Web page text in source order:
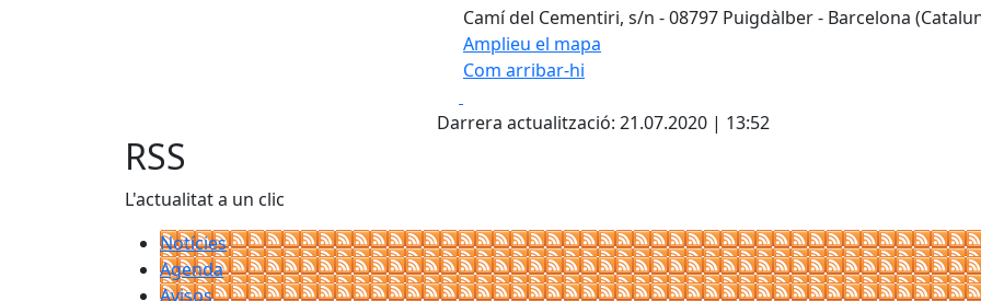
Camí del Cementiri, s/n - 08797 Puigdàlber - Barcelona
Amplieu el mapa
Com arribar-hi
+
Darrera actualització: 21.07.2020 | 13:52
RSS
L'actualitat a un clic
Notícies
Agenda
Avisos